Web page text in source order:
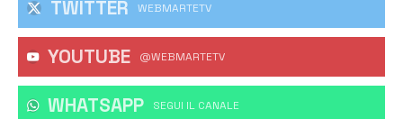
TWITTER WEBMARTETV
YOUTUBE @WEBMARTETV
WHATSAPP ‎SEGUI IL CANALE